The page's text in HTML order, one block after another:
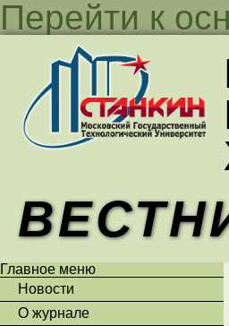
Перейти к
Главное меню
Новости
О журнале